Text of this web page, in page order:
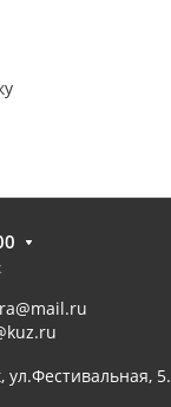
ул.Фестивальная, 5.